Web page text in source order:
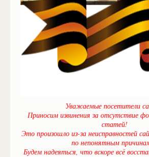
Уважаемые посетители
Приносим извинения за отсутствие
статей!
Это произошло из-за неисправностей
по непонятным
Будем надеяться, что вскоре всё